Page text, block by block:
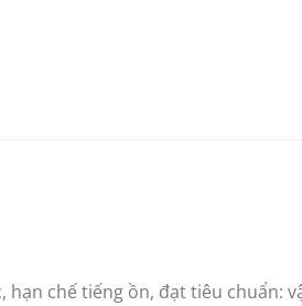
chế tiếng ồn, đạt tiêu chuẩn: